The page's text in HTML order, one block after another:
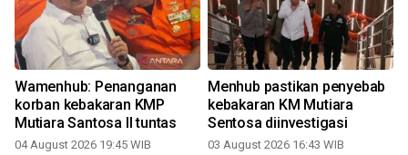
Wamenhub: Penanganan
korban kebakaran KMP
Mutiara Santosa II tuntas
04 August 2026 19:45 WIB
Menhub pastikan penyebab
kebakaran KM Mutiara
Sentosa diinvestigasi
03 August 2026 16:43 WIB